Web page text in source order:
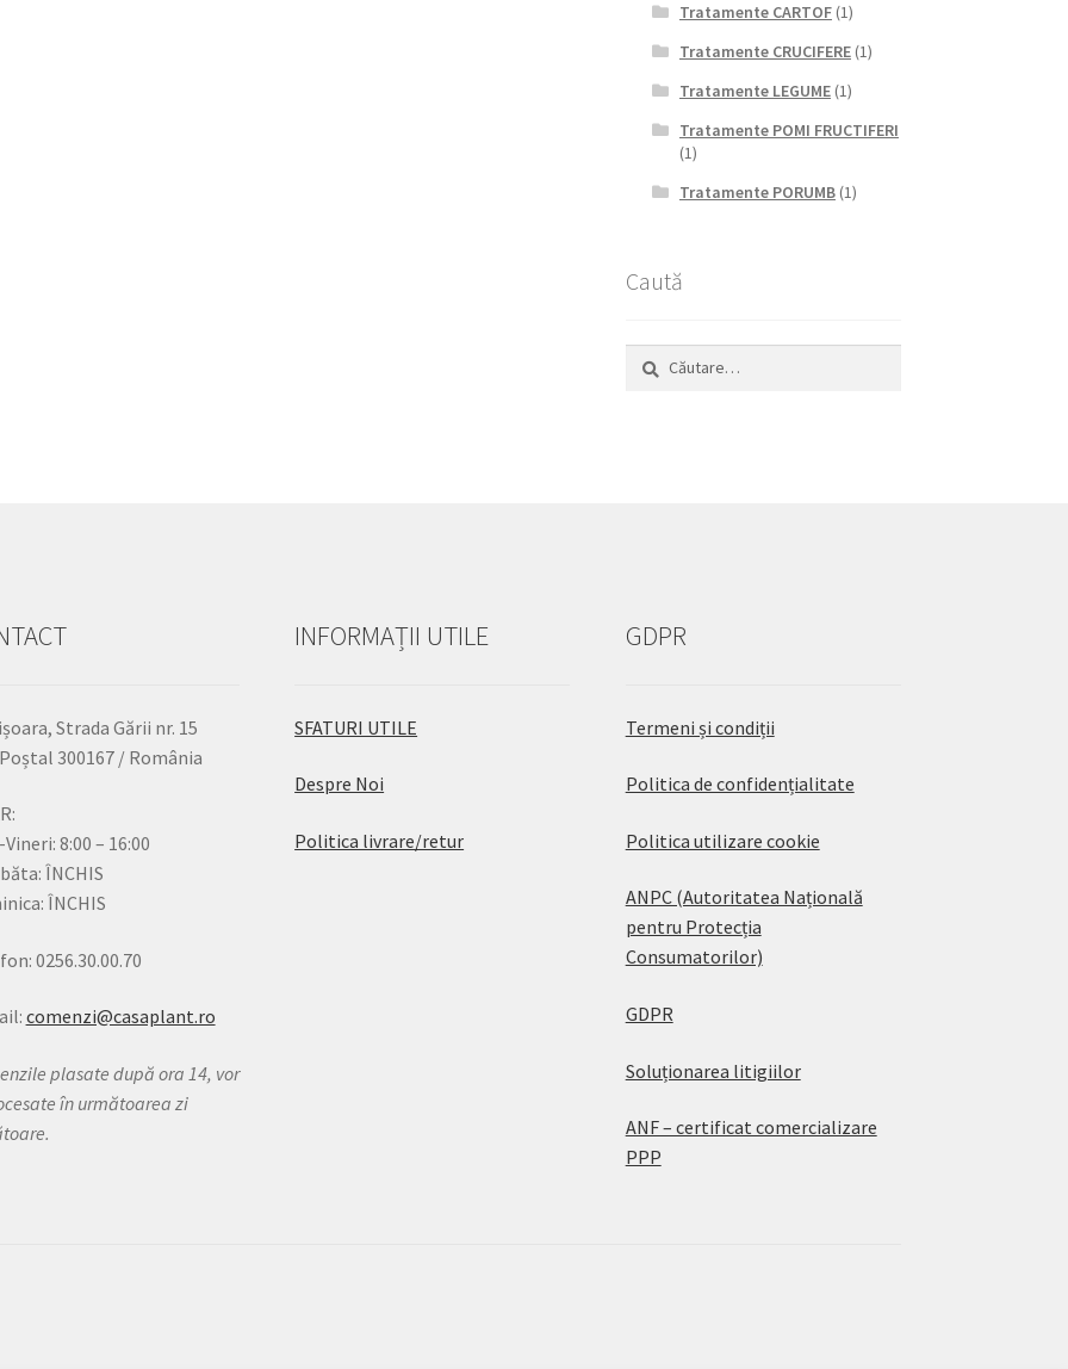
Tratamente CARTOF(1)
Tratamente CRUCIFERE(1)
Tratamente LEGUME(1)
Tratamente POMI FRUCTIFERI
(1)
Tratamente PORUMB(1)
Caută
Caută
Strada Gării nr. 15
300167 / România
8:00 – 16:00
ÎNCHIS
ÎNCHIS
0256.30.00.70
comenzi@casaplant.ro
plasate după ora 14, vor
în următoarea zi
INFORMAȚII UTILE
SFATURI UTILE
Despre Noi
Politica livrare/retur
GDPR
Termeni și condiții
Politica de confidențialitate
Politica utilizare cookie
ANPC (Autoritatea Națională
pentru Protecția
Consumatorilor)
GDPR
Soluționarea litigiilor
ANF – certificat comercializare
PPP